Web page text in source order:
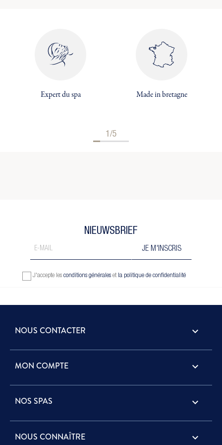
Expert du spa Made in bretagne
1/5
NIEUWSBRIEF
J'accepte les conditions générales et la politique de confidentialité
NOUS CONTACTER keyboard_arrow_down
MON COMPTE 
NOS SPAS 
NOUS CONNAÎTRE 